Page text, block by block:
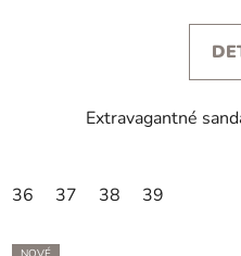
Extravagantné
36 37 38 39